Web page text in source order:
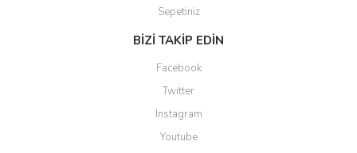
Sepetiniz
BİZİ TAKİP EDİN
Facebook
Twitter
Instagram
Youtube